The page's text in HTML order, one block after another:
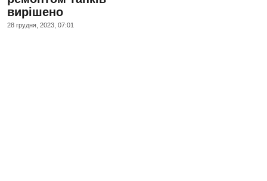
вирішено
28 грудня, 2023, 07:01